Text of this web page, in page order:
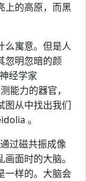
上的高原，而黑
么寓意。但是人
忽明忽暗的颜
经学家
能力的器官，
图从中找出我们
。
过磁共振成像
面时的大脑。
一样的。大脑会